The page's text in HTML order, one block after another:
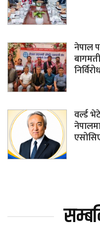
नेपाल
वर्ल्ड